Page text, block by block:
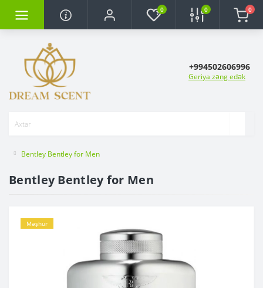
0 0 0
+994502606996
Geriya zəng edək
Bentley Bentley for Men
Bentley Bentley for Men
Məşhur